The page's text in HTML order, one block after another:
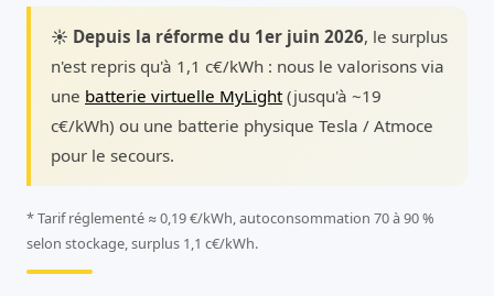
☀️ Depuis la réforme du 1er juin 2026, le surplus
n'est repris qu'à 1,1 c€/kWh : nous le valorisons via
une batterie virtuelle MyLight(jusqu'à ~19
c€/kWh) ou une batterie physique Tesla / Atmoce
pour le secours.
* Tarif réglementé ≈ 0,19 €/kWh, autoconsommation 70 à 90 %
selon stockage, surplus 1,1 c€/kWh.